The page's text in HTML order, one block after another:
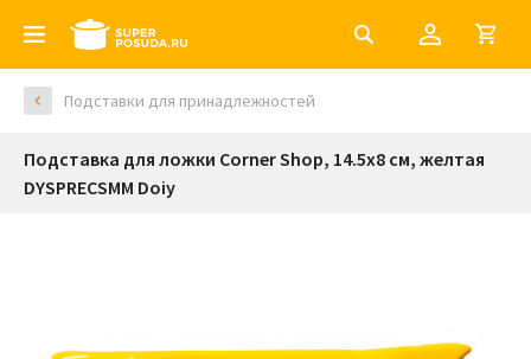
Подставки для принадлежностей
Подставка для ложки Corner Shop, 14.5х8 см, желтая
DYSPRECSMM Doiy